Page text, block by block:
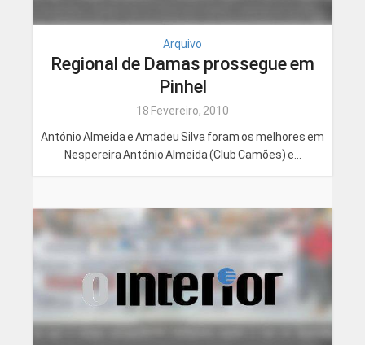
Arquivo
Regional de Damas prossegue em
Pinhel
18 Fevereiro, 2010
António Almeida e Amadeu Silva foram os melhores em
Nespereira António Almeida (Club Camões) e...